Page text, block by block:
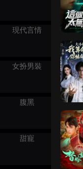
現代言情
女扮男裝
腹黑
甜寵